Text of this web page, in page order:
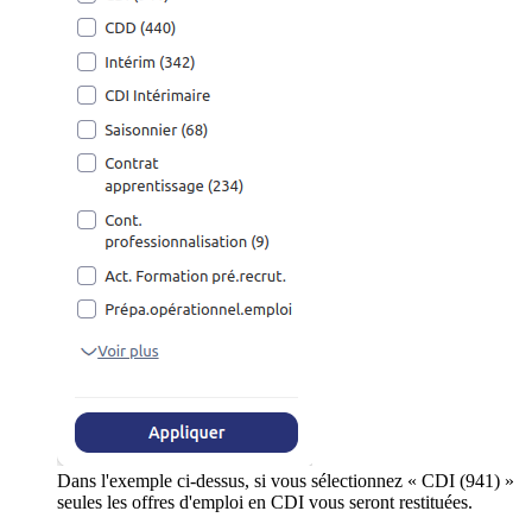
Dans l'exemple ci-dessus, si vous sélectionnez « CDI (941) »
seules les offres d'emploi en CDI vous seront restituées.